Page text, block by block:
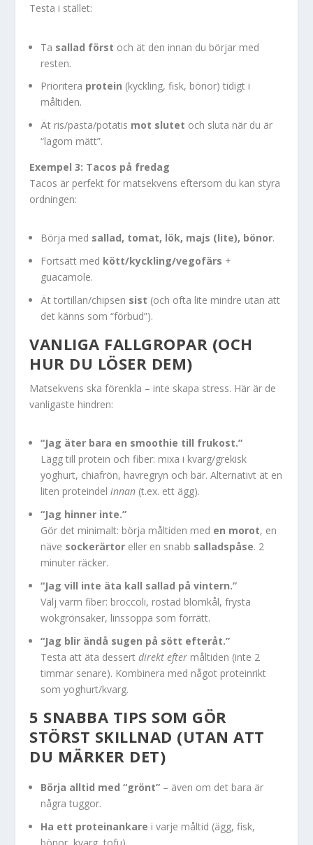
Testa i stället:
Ta sallad först och ät den innan du börjar med
resten.
Prioritera protein (kyckling, fisk, bönor) tidigt i
måltiden.
Ät ris/pasta/potatis mot slutet och sluta när du är
“lagom mätt”.
Exempel 3: Tacos på fredag
Tacos är perfekt för matsekvens eftersom du kan styra
ordningen:
Börja med sallad, tomat, lök, majs (lite), bönor.
Fortsätt med kött/kyckling/vegofärs +
guacamole.
Ät tortillan/chipsen sist (och ofta lite mindre utan att
det känns som “förbud”).
VANLIGA FALLGROPAR (OCH
HUR DU LÖSER DEM)
Matsekvens ska förenkla – inte skapa stress. Här är de
vanligaste hindren:
“Jag äter bara en smoothie till frukost.”
Lägg till protein och fiber: mixa i kvarg/grekisk
yoghurt, chiafrön, havregryn och bär. Alternativt ät en
liten proteindelinnan (t.ex. ett ägg).
“Jag hinner inte.”
Gör det minimalt: börja måltiden med en morot, en
näve sockerärtor eller en snabb salladspåse. 2
minuter räcker.
“Jag vill inte äta kall sallad på vintern.”
Välj varm fiber: broccoli, rostad blomkål, frysta
wokgrönsaker, linssoppa som förrätt.
“Jag blir ändå sugen på sött efteråt.”
Testa att äta dessertdirekt efter måltiden (inte 2
timmar senare). Kombinera med något proteinrikt
som yoghurt/kvarg.
5 SNABBA TIPS SOM GÖR
STÖRST SKILLNAD (UTAN ATT
DU MÄRKER DET)
Börja alltid med “grönt” – även om det bara är
några tuggor.
Ha ett proteinankare i varje måltid (ägg, fisk,